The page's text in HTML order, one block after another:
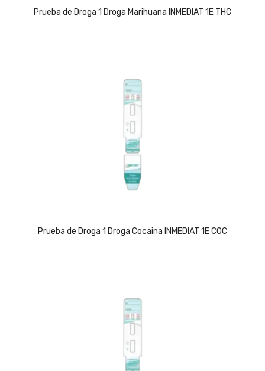
Prueba de Droga 1 Droga Marihuana INMEDIAT 1E THC
Prueba de Droga 1 Droga Cocaina INMEDIAT 1E COC